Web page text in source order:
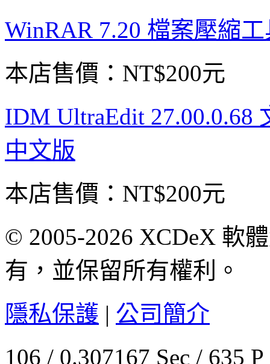
WinRAR 7.20 檔案壓縮
本店售價： NT$200元
IDM UltraEdit 27.00.0.68
中文版
本店售價： NT$200元
© 2005-2026 XCDeX 軟
有，並保留所有權利。
隱私保護 | 公司簡介
106 / 0.307167 Sec / 635